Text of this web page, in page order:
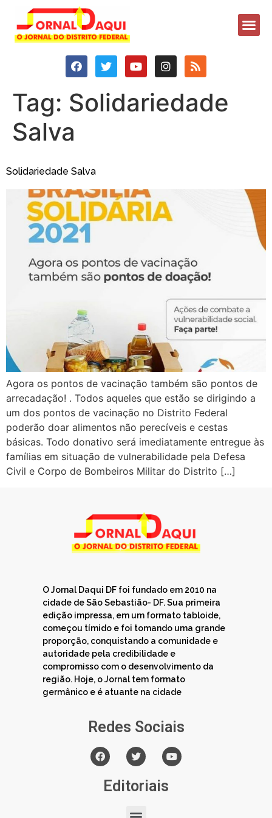
Tag: Solidariedade
Salva
Solidariedade Salva
Agora os pontos de vacinação também são pontos de
arrecadação! . Todos aqueles que estão se dirigindo a
um dos pontos de vacinação no Distrito Federal
poderão doar alimentos não perecíveis e cestas
básicas. Todo donativo será imediatamente entregue às
famílias em situação de vulnerabilidade pela Defesa
Civil e Corpo de Bombeiros Militar do Distrito […]
O Jornal Daqui DF foi fundado em 2010 na
cidade de São Sebastião- DF. Sua primeira
edição impressa, em um formato tabloide,
começou tímido e foi tomando uma grande
proporção, conquistando a comunidade e
autoridade pela credibilidade e
compromisso com o desenvolvimento da
região. Hoje, o Jornal tem formato
germânico e é atuante na cidade
Redes Sociais
Editoriais